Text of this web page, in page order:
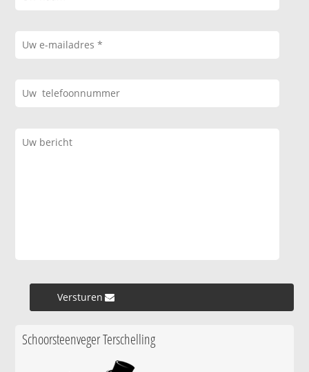
Versturen »
Schoorsteenveger Terschelling